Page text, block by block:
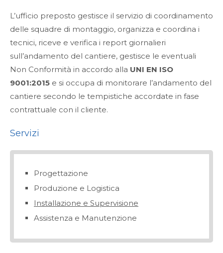
Get in touch
Cybersteel Inc.
376-293 City Road, Suite 600
San Francisco, CA 94102
Have any questions?
+44 1234 567 890
info@yourdomain.com
About us
Lorem ipsum dolor sit amet, consectetuer
adipiscing elit.
Aenean commodo ligula eget dolor. Aenean
massa. Cum sociis natoque penatibus et magnis
Donec quam felis, ultricies nec.
L’ufficio preposto gestisce il servizio di coordinamento
delle squadre di montaggio, organizza e coordina i
tecnici, riceve e verifica i report giornalieri
sull’andamento del cantiere, gestisce le eventuali
Non Conformità in accordo alla UNI EN ISO
9001:2015 e si occupa di monitorare l’andamento del
cantiere secondo le tempistiche accordate in fase
contrattuale con il cliente.
Servizi
Progettazione
Produzione e Logistica
Installazione e Supervisione
Assistenza e Manutenzione